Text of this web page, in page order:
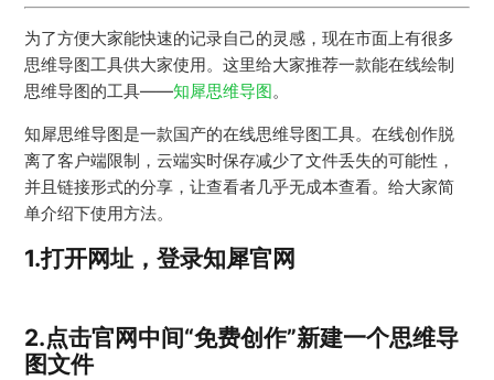
为了方便大家能快速的记录自己的灵感，现在市面上有很多
思维导图工具供大家使用。这里给大家推荐一款能在线绘制
思维导图的工具——知犀思维导图。
知犀思维导图是一款国产的在线思维导图工具。在线创作脱
离了客户端限制，云端实时保存减少了文件丢失的可能性，
并且链接形式的分享，让查看者几乎无成本查看。给大家简
单介绍下使用方法。
1.打开网址，登录知犀官网
2.点击官网中间“免费创作”新建一个思维导
图文件